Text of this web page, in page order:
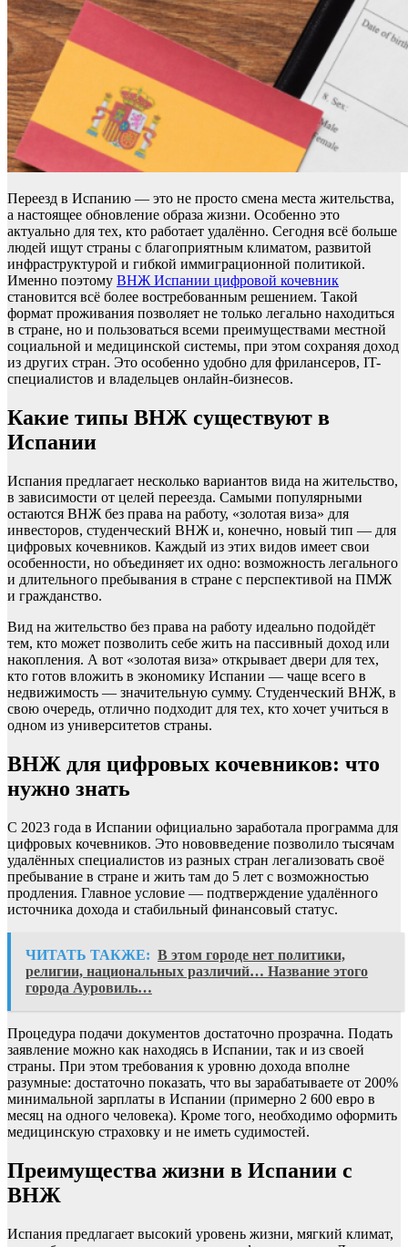
Переезд в Испанию — это не просто смена места жительства,
а настоящее обновление образа жизни. Особенно это
актуально для тех, кто работает удалённо. Сегодня всё больше
людей ищут страны с благоприятным климатом, развитой
инфраструктурой и гибкой иммиграционной политикой.
Именно поэтому ВНЖ Испании цифровой кочевник
становится всё более востребованным решением. Такой
формат проживания позволяет не только легально находиться
в стране, но и пользоваться всеми преимуществами местной
социальной и медицинской системы, при этом сохраняя доход
из других стран. Это особенно удобно для фрилансеров, IT-
специалистов и владельцев онлайн-бизнесов.
Какие типы ВНЖ существуют в
Испании
Испания предлагает несколько вариантов вида на жительство,
в зависимости от целей переезда. Самыми популярными
остаются ВНЖ без права на работу, «золотая виза» для
инвесторов, студенческий ВНЖ и, конечно, новый тип — для
цифровых кочевников. Каждый из этих видов имеет свои
особенности, но объединяет их одно: возможность легального
и длительного пребывания в стране с перспективой на ПМЖ
и гражданство.
Вид на жительство без права на работу идеально подойдёт
тем, кто может позволить себе жить на пассивный доход или
накопления. А вот «золотая виза» открывает двери для тех,
кто готов вложить в экономику Испании — чаще всего в
недвижимость — значительную сумму. Студенческий ВНЖ, в
свою очередь, отлично подходит для тех, кто хочет учиться в
одном из университетов страны.
ВНЖ для цифровых кочевников: что
нужно знать
С 2023 года в Испании официально заработала программа для
цифровых кочевников. Это нововведение позволило тысячам
удалённых специалистов из разных стран легализовать своё
пребывание в стране и жить там до 5 лет с возможностью
продления. Главное условие — подтверждение удалённого
источника дохода и стабильный финансовый статус.
ЧИТАТЬ ТАКЖЕ: В этом городе нет политики,
религии, национальных различий… Название этого
города Ауровиль…
Процедура подачи документов достаточно прозрачна. Подать
заявление можно как находясь в Испании, так и из своей
страны. При этом требования к уровню дохода вполне
разумные: достаточно показать, что вы зарабатываете от 200%
минимальной зарплаты в Испании (примерно 2 600 евро в
месяц на одного человека). Кроме того, необходимо оформить
медицинскую страховку и не иметь судимостей.
Преимущества жизни в Испании с
ВНЖ
Испания предлагает высокий уровень жизни, мягкий климат,